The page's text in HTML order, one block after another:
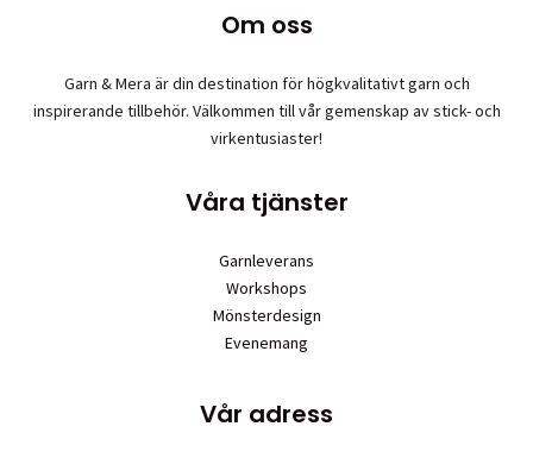
olika
alternativen
Om oss
Garn & Mera är din destination för högkvalitativt garn och
inspirerande tillbehör. Välkommen till vår gemenskap av stick- och
virkentusiaster!
Våra tjänster
Garnleverans
Workshops
Mönsterdesign
Evenemang
Vår adress